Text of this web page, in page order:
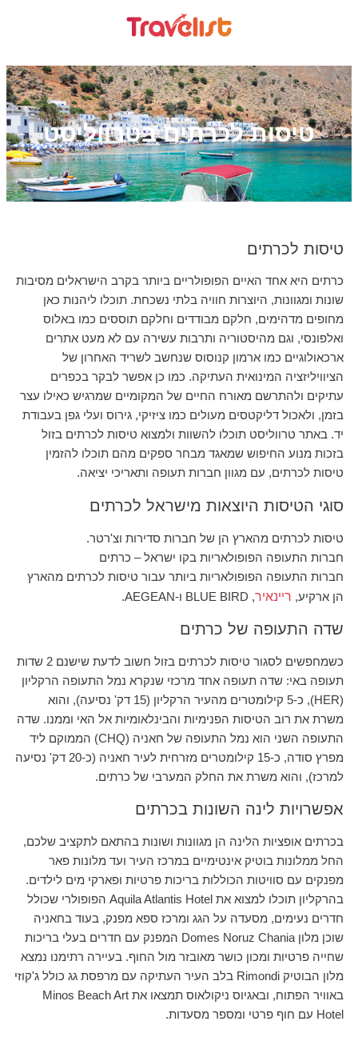
טיסות לכרתים בטרווליסט
טיסות לכרתים
כרתים היא אחד האיים הפופולריים ביותר בקרב הישראלים מסיבות
שונות ומגוונות, היוצרות חוויה בלתי נשכחת. תוכלו ליהנות כאן
מחופים מדהימים, חלקם מבודדים וחלקם תוססים כמו באלוס
ואלפונסי, וגם מהיסטוריה ותרבות עשירה עם לא מעט אתרים
ארכאולוגיים כמו ארמון קנוסוס שנחשב לשריד האחרון של
הציוויליזציה המינואית העתיקה. כמו כן אפשר לבקר בכפרים
עתיקים ולהתרשם מאורח החיים של המקומיים שמרגיש כאילו עצר
בזמן, ולאכול דליקטסים מעולים כמו ציזיקי, גירוס ועלי גפן בעבודת
יד. באתר טרווליסט תוכלו להשוות ולמצוא טיסות לכרתים בזול
בזכות מנוע החיפוש שמאגד מבחר ספקים מהם תוכלו להזמין
טיסות לכרתים, עם מגוון חברות תעופה ותאריכי יציאה.
סוגי הטיסות היוצאות מישראל לכרתים
טיסות לכרתים מהארץ הן של חברות סדירות וצ'רטר.
חברות התעופה הפופולאריות בקו ישראל – כרתים
חברות התעופה הפופולאריות ביותר עבור טיסות לכרתים מהארץ
הן ארקיע, ריינאיר, BLUE BIRD ו-AEGEAN.
שדה התעופה של כרתים
כשמחפשים לסגור טיסות לכרתים בזול חשוב לדעת שישנם 2 שדות
תעופה באי: שדה תעופה אחד מרכזי שנקרא נמל התעופה הרקליון
(HER), כ-5 קילומטרים מהעיר הרקליון (15 דק' נסיעה), והוא
משרת את רוב הטיסות הפנימיות והבינלאומיות אל האי וממנו. שדה
התעופה השני הוא נמל התעופה של חאניה (CHQ) הממוקם ליד
מפרץ סודה, כ-15 קילומטרים מזרחית לעיר חאניה (כ-20 דק' נסיעה
למרכז), והוא משרת את החלק המערבי של כרתים.
אפשרויות לינה השונות בכרתים
בכרתים אופציות הלינה הן מגוונות ושונות בהתאם לתקציב שלכם,
החל ממלונות בוטיק אינטימיים במרכז העיר ועד מלונות פאר
מפנקים עם סוויטות הכוללות בריכות פרטיות ופארקי מים לילדים.
בהרקליון תוכלו למצוא את Aquila Atlantis Hotel הפופולרי שכולל
חדרים נעימים, מסעדה על הגג ומרכז ספא מפנק, בעוד בחאניה
שוכן מלון Domes Noruz Chania המפנק עם חדרים בעלי בריכות
שחייה פרטיות ומכון כושר מאובזר מול החוף. בעיירה רתימנו נמצא
מלון הבוטיק Rimondi בלב העיר העתיקה עם מרפסת גג כולל ג'קוזי
באוויר הפתוח, ובאגיוס ניקולאוס תמצאו את Minos Beach Art
Hotel עם חוף פרטי ומספר מסעדות.